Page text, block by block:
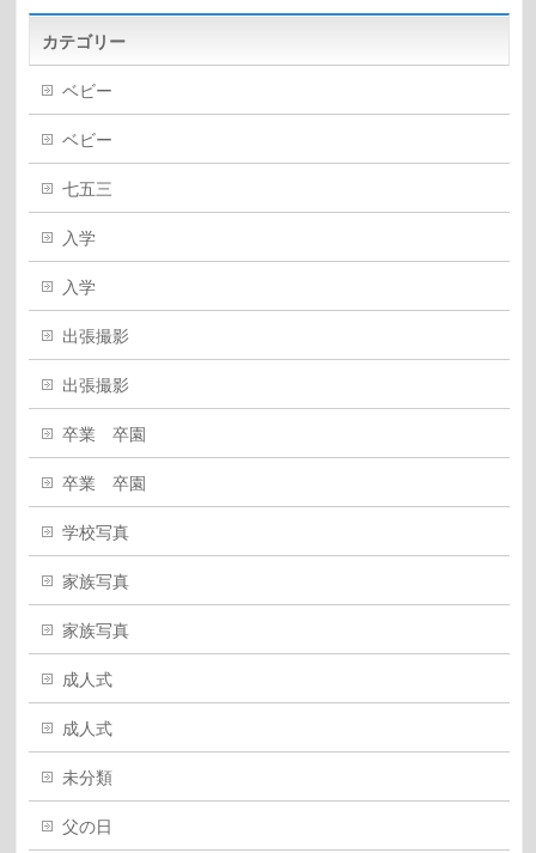
カテゴリー
ベビー
ベビー
七五三
入学
入学
出張撮影
出張撮影
卒業 卒園
卒業 卒園
学校写真
家族写真
家族写真
成人式
成人式
未分類
父の日